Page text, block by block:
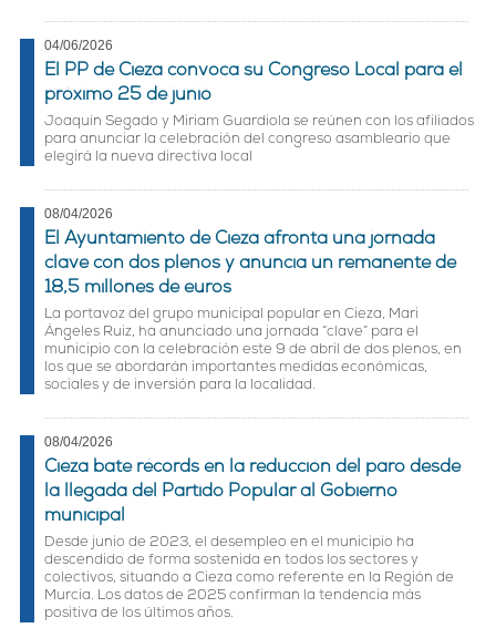
04/06/2026
El PP de Cieza convoca su Congreso Local para el
próximo 25 de junio
Joaquín Segado y Miriam Guardiola se reúnen con los afiliados
para anunciar la celebración del congreso asambleario que
elegirá la nueva directiva local
08/04/2026
El Ayuntamiento de Cieza afronta una jornada
clave con dos plenos y anuncia un remanente de
18,5 millones de euros
La portavoz del grupo municipal popular en Cieza, Mari
Ángeles Ruiz, ha anunciado una jornada “clave” para el
municipio con la celebración este 9 de abril de dos plenos, en
los que se abordarán importantes medidas económicas,
sociales y de inversión para la localidad.
08/04/2026
Cieza bate récords en la reducción del paro desde
la llegada del Partido Popular al Gobierno
municipal
Desde junio de 2023, el desempleo en el municipio ha
descendido de forma sostenida en todos los sectores y
colectivos, situando a Cieza como referente en la Región de
Murcia. Los datos de 2025 confirman la tendencia más
positiva de los últimos años.